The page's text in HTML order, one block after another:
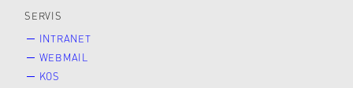
SERVIS
INTRANET
WEBMAIL
KOS